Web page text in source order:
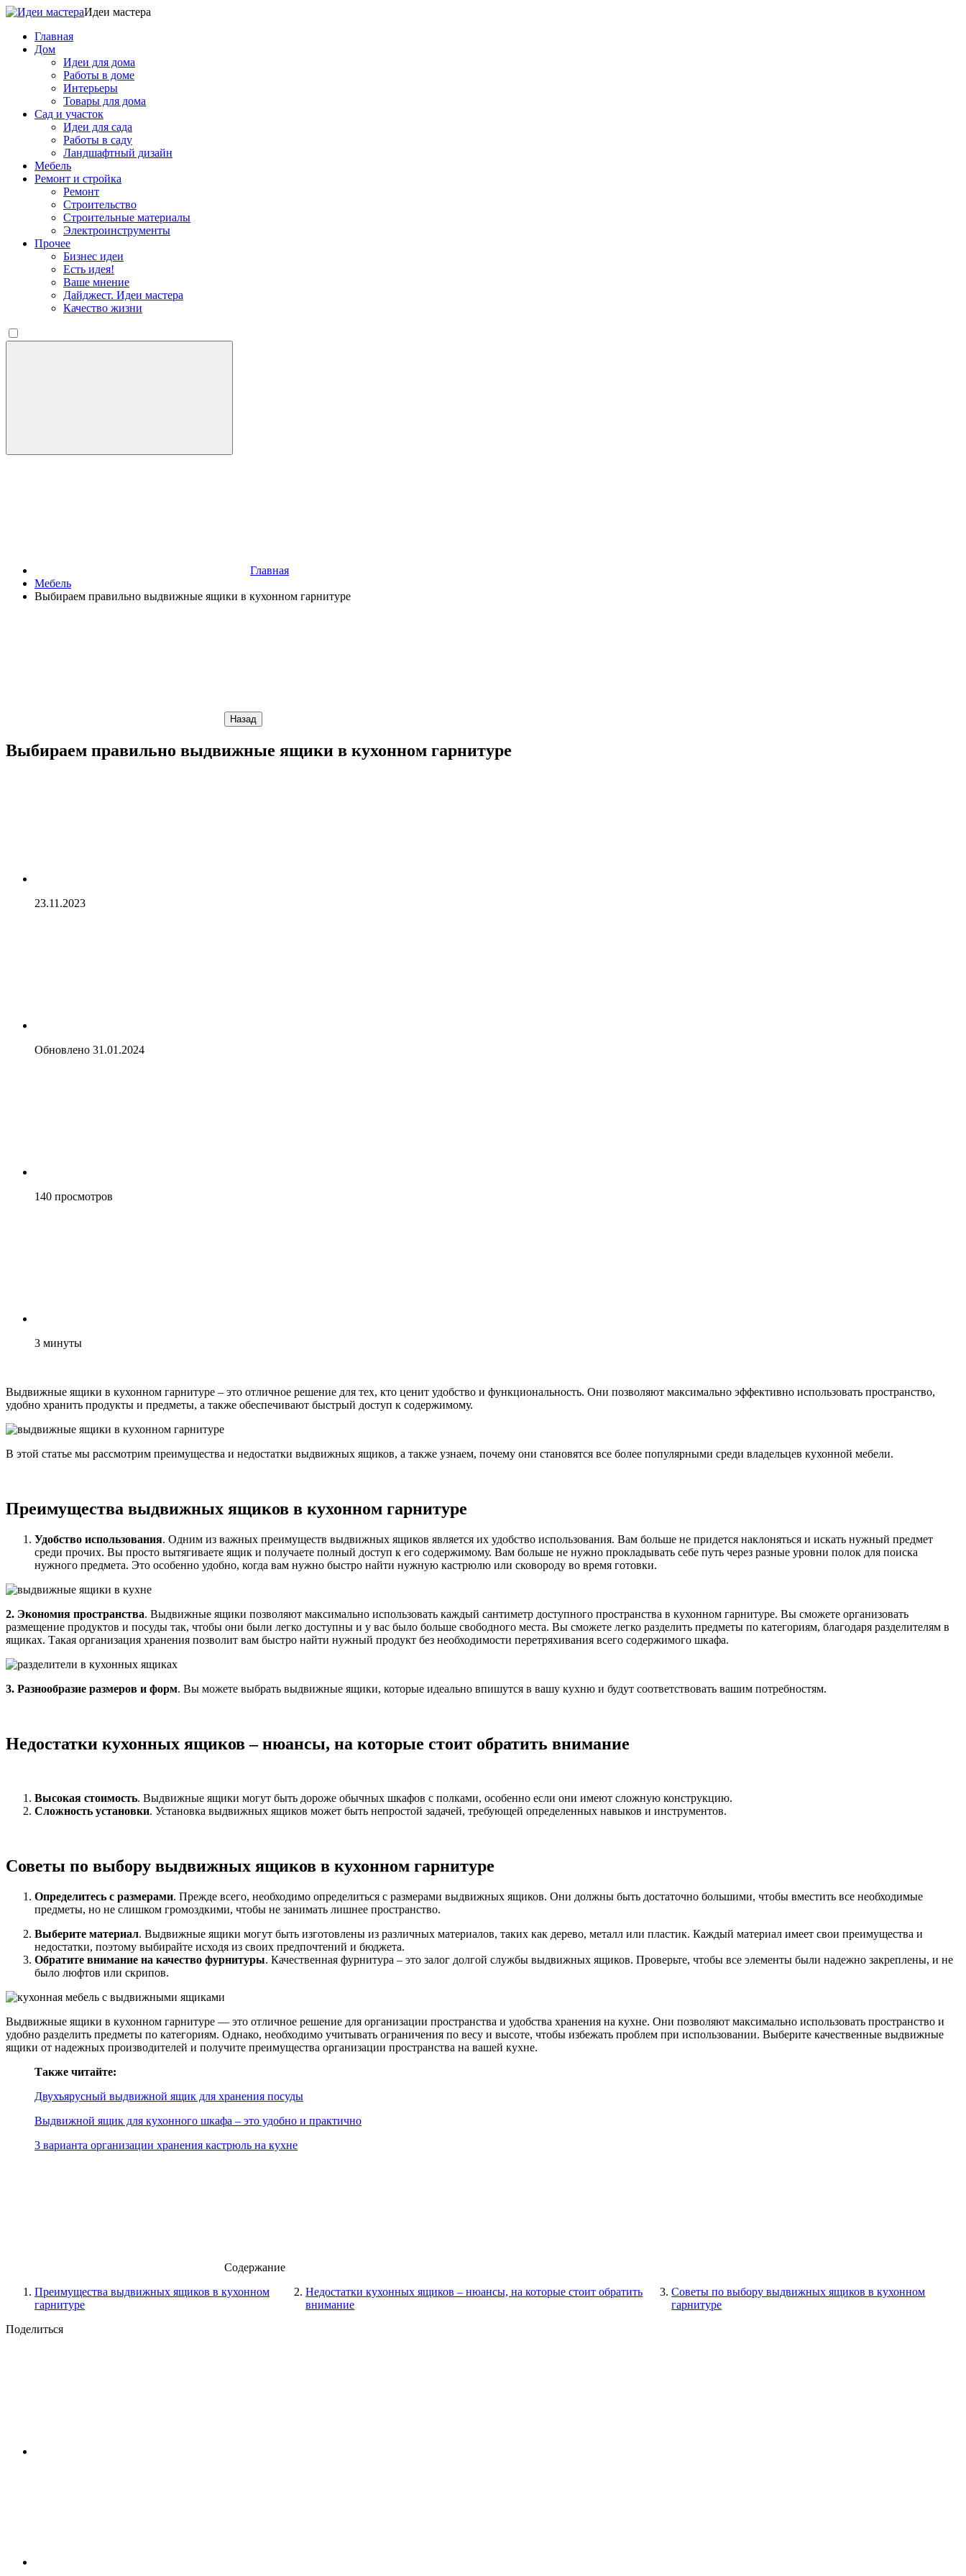
Идеи мастера
Главная
Дом
Идеи для дома
Работы в доме
Интерьеры
Товары для дома
Сад и участок
Идеи для сада
Работы в саду
Ландшафтный дизайн
Мебель
Ремонт и стройка
Ремонт
Строительство
Строительные материалы
Электроинструменты
Прочее
Бизнес идеи
Есть идея!
Ваше мнение
Дайджест. Идеи мастера
Качество жизни
Главная
Мебель
Выбираем правильно выдвижные ящики в кухонном гарнитуре
Назад
Выбираем правильно выдвижные ящики в кухонном гарнитуре
23.11.2023
Обновлено 31.01.2024
140 просмотров
3 минуты
Выдвижные ящики в кухонном гарнитуре – это отличное решение для тех, кто ценит удобство и функциональность. Они позволяют максимально эффективно использовать пространство,
удобно хранить продукты и предметы, а также обеспечивают быстрый доступ к содержимому.
В этой статье мы рассмотрим преимущества и недостатки выдвижных ящиков, а также узнаем, почему они становятся все более популярными среди владельцев кухонной мебели.
Преимущества выдвижных ящиков в кухонном гарнитуре
Удобство использования. Одним из важных преимуществ выдвижных ящиков является их удобство использования. Вам больше не придется наклоняться и искать нужный предмет
среди прочих. Вы просто вытягиваете ящик и получаете полный доступ к его содержимому. Вам больше не нужно прокладывать себе путь через разные уровни полок для поиска
нужного предмета. Это особенно удобно, когда вам нужно быстро найти нужную кастрюлю или сковороду во время готовки.
2. Экономия пространства. Выдвижные ящики позволяют максимально использовать каждый сантиметр доступного пространства в кухонном гарнитуре. Вы сможете организовать
размещение продуктов и посуды так, чтобы они были легко доступны и у вас было больше свободного места. Вы сможете легко разделить предметы по категориям, благодаря разделителям в
ящиках. Такая организация хранения позволит вам быстро найти нужный продукт без необходимости перетряхивания всего содержимого шкафа.
3. Разнообразие размеров и форм. Вы можете выбрать выдвижные ящики, которые идеально впишутся в вашу кухню и будут соответствовать вашим потребностям.
Недостатки кухонных ящиков – нюансы, на которые стоит обратить внимание
Высокая стоимость. Выдвижные ящики могут быть дороже обычных шкафов с полками, особенно если они имеют сложную конструкцию.
Сложность установки. Установка выдвижных ящиков может быть непростой задачей, требующей определенных навыков и инструментов.
Советы по выбору выдвижных ящиков в кухонном гарнитуре
Определитесь с размерами. Прежде всего, необходимо определиться с размерами выдвижных ящиков. Они должны быть достаточно большими, чтобы вместить все необходимые
предметы, но не слишком громоздкими, чтобы не занимать лишнее пространство.
Выберите материал. Выдвижные ящики могут быть изготовлены из различных материалов, таких как дерево, металл или пластик. Каждый материал имеет свои преимущества и
недостатки, поэтому выбирайте исходя из своих предпочтений и бюджета.
Обратите внимание на качество фурнитуры. Качественная фурнитура – это залог долгой службы выдвижных ящиков. Проверьте, чтобы все элементы были надежно закреплены, и не
было люфтов или скрипов.
Выдвижные ящики в кухонном гарнитуре — это отличное решение для организации пространства и удобства хранения на кухне. Они позволяют максимально использовать пространство и
удобно разделить предметы по категориям. Однако, необходимо учитывать ограничения по весу и высоте, чтобы избежать проблем при использовании. Выберите качественные выдвижные
ящики от надежных производителей и получите преимущества организации пространства на вашей кухне.
Также читайте:
Двухъярусный выдвижной ящик для хранения посуды
Выдвижной ящик для кухонного шкафа – это удобно и практично
3 варианта организации хранения кастрюль на кухне
Содержание
Преимущества выдвижных ящиков в кухонном
гарнитуре
Недостатки кухонных ящиков – нюансы, на которые стоит обратить
внимание
Советы по выбору выдвижных ящиков в кухонном
гарнитуре
Поделиться